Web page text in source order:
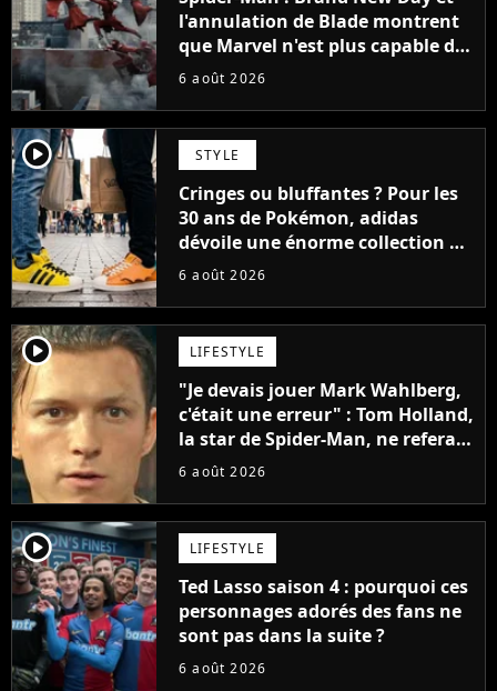
l'annulation de Blade montrent
que Marvel n'est plus capable de
faire quoi que ce soit de simple
6 août 2026
player2 STYLE
Cringes ou bluffantes ? Pour les
30 ans de Pokémon, adidas
dévoile une énorme collection de
sneakers et je ne sais pas quoi en
6 août 2026
player2 LIFESTYLE
"Je devais jouer Mark Wahlberg,
c'était une erreur" : Tom Holland,
la star de Spider-Man, ne referait
pas ce blockbuster
6 août 2026
player2 LIFESTYLE
Ted Lasso saison 4 : pourquoi ces
personnages adorés des fans ne
sont pas dans la suite ?
6 août 2026